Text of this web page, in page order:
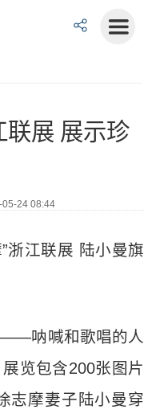
联展 展示珍
24 08:44
浙江联展 陆小曼旗
——呐喊和歌唱的人
览包含200张图片
志摩妻子陆小曼穿